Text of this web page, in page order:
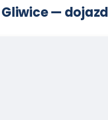
Gliwice — dojazd